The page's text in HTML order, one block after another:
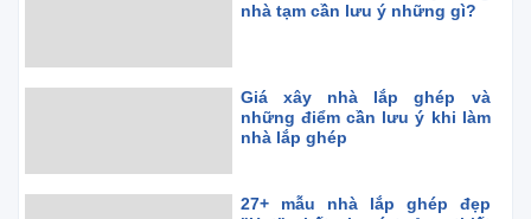
nhà tạm cần lưu ý những gì?
Giá xây nhà lắp ghép và
những điểm cần lưu ý khi làm
nhà lắp ghép
27+ mẫu nhà lắp ghép đẹp